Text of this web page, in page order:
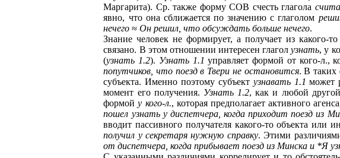
Маргарита). Ср. также форму СОВ счесть глагола
явно, что она сближается по значению с глаголом
нечего ≈Он решил, что обсуждать больше нечего.
Знание человек не формирует, а получает из какого-
связано. В этом отношении интересен глаголузнать, у
(узнать 1.2). Узнать 1.1 управляет формой от кого-л.,
попутчиков, что поезд в Твери не остановится. В таких
субъекта. Именно поэтому субъект узнавать 1.1 может
момент его получения. Узнать 1.2, как и любой
формойу кого-л., которая предполагает активного
пошел узнать у диспетчера, когда приходит поезд из
вводит пассивного получателя какого-то объекта или
получил у секретаря нужную справку. Этими
от диспетчера, когда прибывает поезд из Минска и *Я